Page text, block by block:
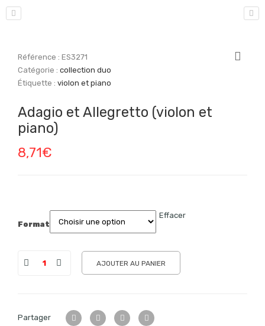
Référence :ES3271
Catégorie :collection duo
Étiquette :violon et piano
Adagio et Allegretto (violon et
piano)
8,71€
Format
Effacer
AJOUTER AU PANIER
Partager